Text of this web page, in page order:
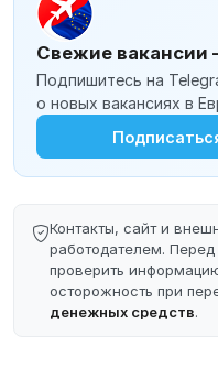
Свежие
Подпишитесь на
о новых вакансиях в
Контакты, сайт и
работодателем.
проверить
осторожность при
денежных средств.